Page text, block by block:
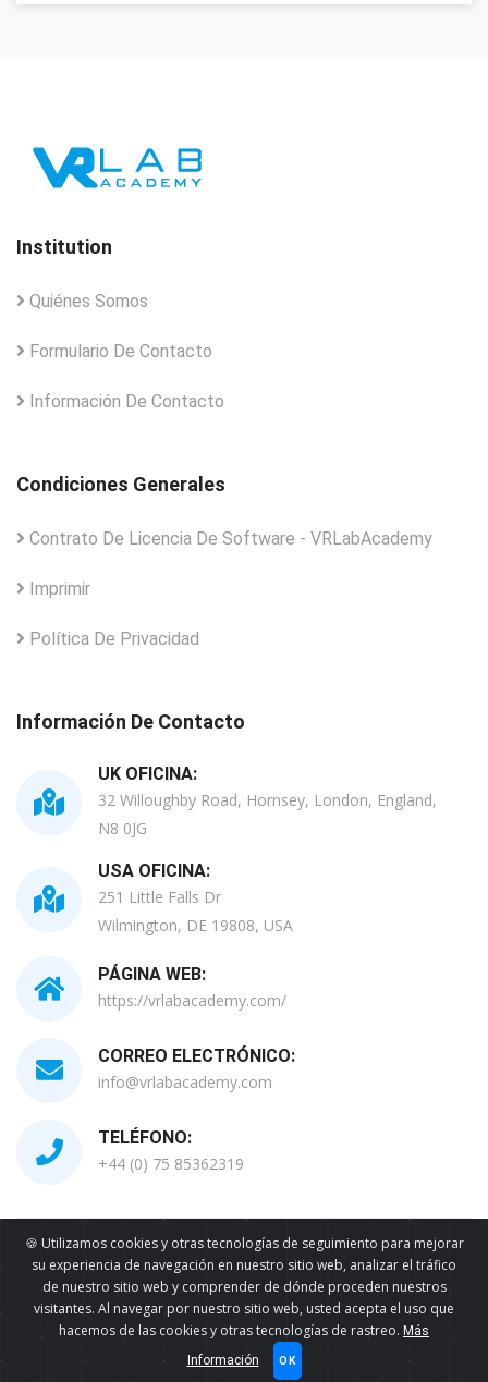
🍪 Utilizamos cookies y otras tecnologías de seguimiento para mejorar
su experiencia de navegación en nuestro sitio web, analizar el tráfico
de nuestro sitio web y comprender de dónde proceden nuestros
visitantes. Al navegar por nuestro sitio web, usted acepta el uso que
hacemos de las cookies y otras tecnologías de rastreo. Más
Información
OK
Institution
Quiénes Somos
Formulario De Contacto
Información De Contacto
Condiciones Generales
Contrato De Licencia De Software - VRLabAcademy
Imprimir
Política De Privacidad
Información De Contacto
UK OFICINA:
32 Willoughby Road, Hornsey, London, England,
N8 0JG
USA OFICINA:
251 Little Falls Dr
Wilmington, DE 19808, USA
PÁGINA WEB:
https://vrlabacademy.com/
CORREO ELECTRÓNICO:
info@vrlabacademy.com
TELÉFONO:
+44 (0) 75 85362319
Todos Los Derechos Reservados © 2026